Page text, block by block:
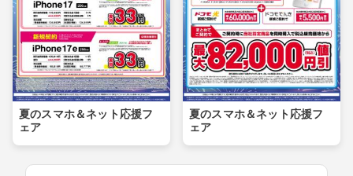
夏のスマホ＆ネット応援フ
ェア
夏のスマホ＆ネット応援フ
ェア